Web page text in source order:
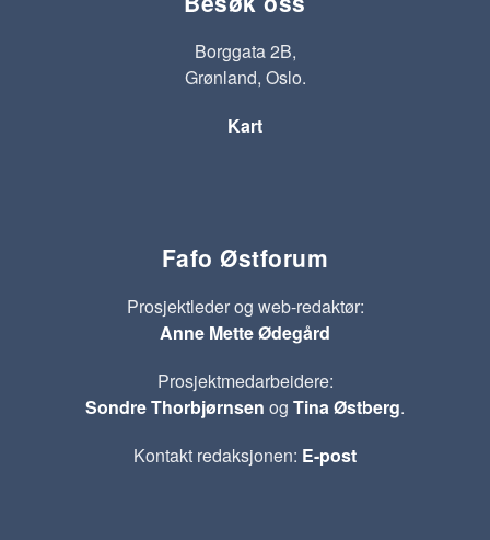
Borggata 2B,
Grønland, Oslo.
Kart
Fafo Østforum
Prosjektleder og web-redaktør:
Anne Mette Ødegård
Prosjektmedarbeidere:
Sondre Thorbjørnsen og Tina Østberg.
Kontakt redaksjonen: E-post